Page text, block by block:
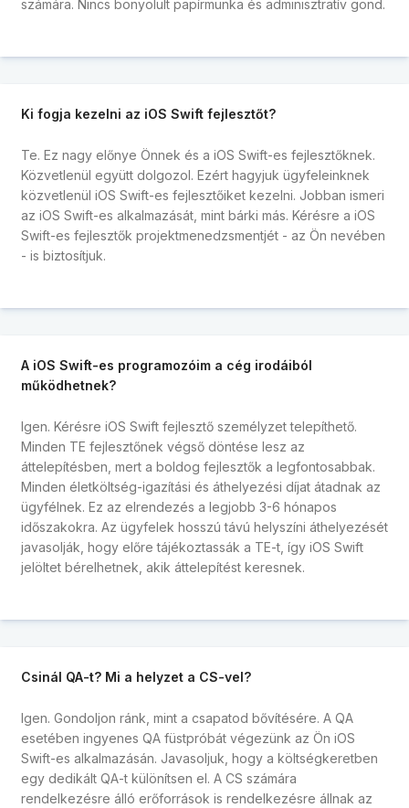
számára. Nincs bonyolult papírmunka és adminisztratív gond.
Ki fogja kezelni az iOS Swift fejlesztőt?
Te. Ez nagy előnye Önnek és a iOS Swift-es fejlesztőknek.
Közvetlenül együtt dolgozol. Ezért hagyjuk ügyfeleinknek
közvetlenül iOS Swift-es fejlesztőiket kezelni. Jobban ismeri
az iOS Swift-es alkalmazását, mint bárki más. Kérésre a iOS
Swift-es fejlesztők projektmenedzsmentjét - az Ön nevében
- is biztosítjuk.
A iOS Swift-es programozóim a cég irodáiból
működhetnek?
Igen. Kérésre iOS Swift fejlesztő személyzet telepíthető.
Minden TE fejlesztőnek végső döntése lesz az
áttelepítésben, mert a boldog fejlesztők a legfontosabbak.
Minden életköltség-igazítási és áthelyezési díjat átadnak az
ügyfélnek. Ez az elrendezés a legjobb 3-6 hónapos
időszakokra. Az ügyfelek hosszú távú helyszíni áthelyezését
javasolják, hogy előre tájékoztassák a TE-t, így iOS Swift
jelöltet bérelhetnek, akik áttelepítést keresnek.
Csinál QA-t? Mi a helyzet a CS-vel?
Igen. Gondoljon ránk, mint a csapatod bővítésére. A QA
esetében ingyenes QA füstpróbát végezünk az Ön iOS
Swift-es alkalmazásán. Javasoljuk, hogy a költségkeretben
egy dedikált QA-t különítsen el. A CS számára
rendelkezésre álló erőforrások is rendelkezésre állnak az